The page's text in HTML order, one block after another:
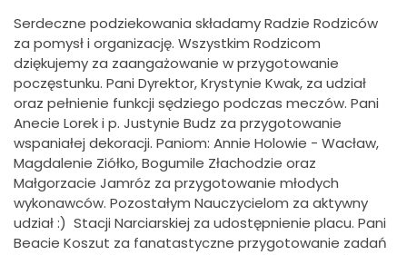
Serdeczne podziekowania składamy Radzie Rodziców
za pomysł i organizację. Wszystkim Rodzicom
dziękujemy za zaangażowanie w przygotowanie
poczęstunku. Pani Dyrektor, Krystynie Kwak, za udział
oraz pełnienie funkcji sędziego podczas meczów. Pani
Anecie Lorek i p. Justynie Budz za przygotowanie
wspaniałej dekoracji. Paniom: Annie Holowie - Wacław,
Magdalenie Ziółko, Bogumile Złachodzie oraz
Małgorzacie Jamróz za przygotowanie młodych
wykonawców. Pozostałym Nauczycielom za aktywny
udział :) Stacji Narciarskiej za udostępnienie placu. Pani
Beacie Koszut za fanatastyczne przygotowanie zadań